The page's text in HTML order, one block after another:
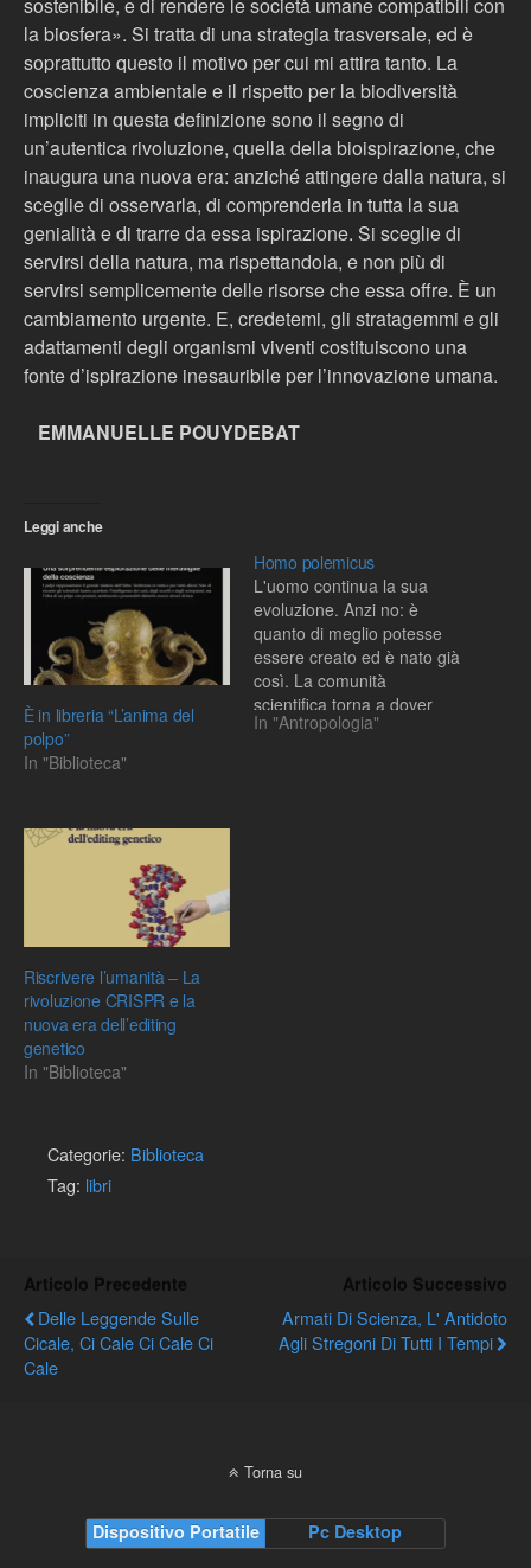
la biosfera». Si tratta di una strategia trasversale, ed è
soprattutto questo il motivo per cui mi attira tanto. La
coscienza ambientale e il rispetto per la biodiversità
impliciti in questa definizione sono il segno di
un’autentica rivoluzione, quella della bioispirazione, che
inaugura una nuova era: anziché attingere dalla natura, si
sceglie di osservarla, di comprenderla in tutta la sua
genialità e di trarre da essa ispirazione. Si sceglie di
servirsi della natura, ma rispettandola, e non più di
servirsi semplicemente delle risorse che essa offre. È un
cambiamento urgente. E, credetemi, gli stratagemmi e gli
adattamenti degli organismi viventi costituiscono una
fonte d’ispirazione inesauribile per l’innovazione umana.
EMMANUELLE POUYDEBAT
Leggi anche
È in libreria “L’anima del
polpo”
In "Biblioteca"
Homo polemicus
L'uomo continua la sua
evoluzione. Anzi no: è
quanto di meglio potesse
essere creato ed è nato già
così. La comunità
scientifica torna a dover
difendere le sue posizioni,
In "Antropologia"
Riscrivere l’umanità – La
rivoluzione CRISPR e la
nuova era dell’editing
genetico
In "Biblioteca"
Categorie: Biblioteca
Tag: libri
Articolo Precedente
Delle Leggende Sulle
Cicale, Ci Cale Ci Cale Ci
Cale
Articolo Successivo
Armati Di Scienza, L' Antidoto
Agli Stregoni Di Tutti I Tempi
Torna su
Dispositivo Portatile Pc Desktop